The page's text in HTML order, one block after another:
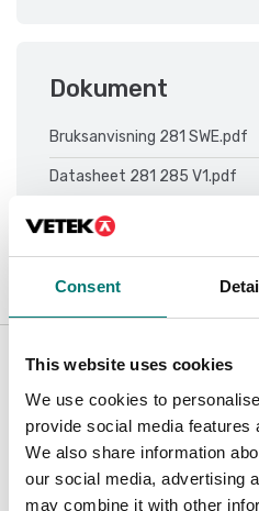
Consent
This website uses cookies
We use cookies to
provide social media features
We also share information
our social media, advertising
may combine it with other
Dokument
Bruksanvisning 281 SWE.pdf
Datasheet 281 285 V1.pdf
Manual 281 283 V1.pdf